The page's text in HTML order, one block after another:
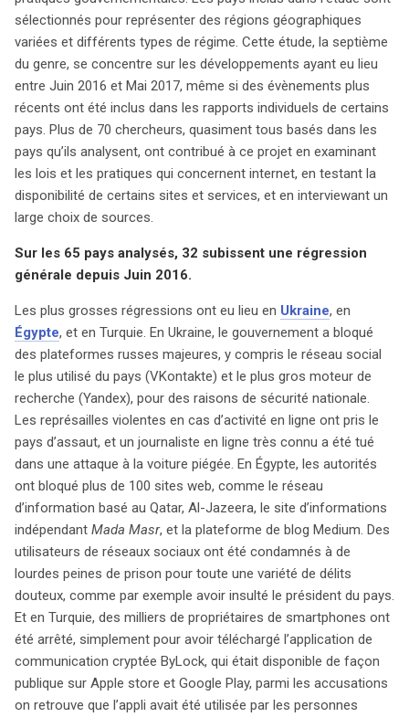
sélectionnés pour représenter des régions géographiques
variées et différents types de régime. Cette étude, la septième
du genre, se concentre sur les développements ayant eu lieu
entre Juin 2016 et Mai 2017, même si des évènements plus
récents ont été inclus dans les rapports individuels de certains
pays. Plus de 70 chercheurs, quasiment tous basés dans les
pays qu’ils analysent, ont contribué à ce projet en examinant
les lois et les pratiques qui concernent internet, en testant la
disponibilité de certains sites et services, et en interviewant un
large choix de sources.
Sur les 65 pays analysés, 32 subissent une régression
générale depuis Juin 2016.
Les plus grosses régressions ont eu lieu en Ukraine, en
Égypte, et en Turquie. En Ukraine, le gouvernement a bloqué
des plateformes russes majeures, y compris le réseau social
le plus utilisé du pays (VKontakte) et le plus gros moteur de
recherche (Yandex), pour des raisons de sécurité nationale.
Les représailles violentes en cas d’activité en ligne ont pris le
pays d’assaut, et un journaliste en ligne très connu a été tué
dans une attaque à la voiture piégée. En Égypte, les autorités
ont bloqué plus de 100 sites web, comme le réseau
d’information basé au Qatar, Al-Jazeera, le site d’informations
indépendant Mada Masr, et la plateforme de blog Medium. Des
utilisateurs de réseaux sociaux ont été condamnés à de
lourdes peines de prison pour toute une variété de délits
douteux, comme par exemple avoir insulté le président du pays.
Et en Turquie, des milliers de propriétaires de smartphones ont
été arrêté, simplement pour avoir téléchargé l’application de
communication cryptée ByLock, qui était disponible de façon
publique sur Apple store et Google Play, parmi les accusations
on retrouve que l’appli avait été utilisée par les personnes